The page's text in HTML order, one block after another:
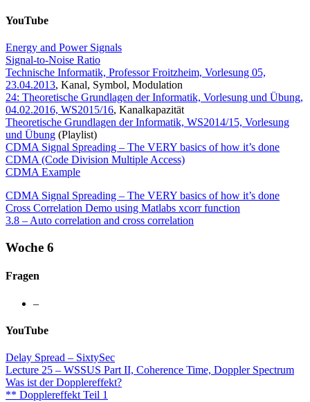
YouTube
Energy and Power Signals
Signal-to-Noise Ratio
Technische Informatik, Professor Froitzheim, Vorlesung 05,
23.04.2013, Kanal, Symbol, Modulation
24: Theoretische Grundlagen der Informatik, Vorlesung und Übung,
04.02.2016, WS2015/16, Kanalkapazität
Theoretische Grundlagen der Informatik, WS2014/15, Vorlesung
und Übung (Playlist)
CDMA Signal Spreading – The VERY basics of how it’s done
CDMA (Code Division Multiple Access)
CDMA Example
CDMA Signal Spreading – The VERY basics of how it’s done
Cross Correlation Demo using Matlabs xcorr function
3.8 – Auto correlation and cross correlation
Woche 6
Fragen
–
YouTube
Delay Spread – SixtySec
Lecture 25 – WSSUS Part II, Coherence Time, Doppler Spectrum
Was ist der Dopplereffekt?
** Dopplereffekt Teil 1